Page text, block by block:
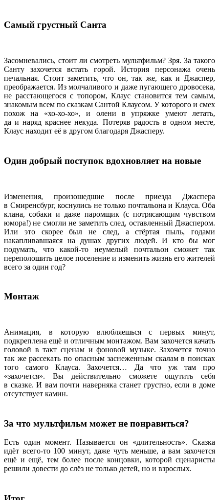
Самый грустный Санта
Засомневались, стоит ли смотреть мультфильм? Зря. За такого
Санту захочется встать горой. История персонажа очень
печальная. Стоит заметить, что он, так же, как и Джаспер,
преображается. Из молчаливого и даже пугающего дровосека,
не расстающегося с топором, Клаус становится тем самым,
знакомым всем по сказкам Сантой Клаусом. У которого и смех
похож на «хо-хо-хо», и олени в упряжке умеют летать,
да и наряд краснее некуда. Потеряв радость в одном месте,
Клаус находит её в другом благодаря Джасперу.
Один добрый поступок вдохновляет на новые
Изменения, произошедшие после приезда Джаспера
в Смиренсбург, коснулись не только почтальона и Клауса. Оба
клана, собаки и даже паромщик (с потрясающим чувством
юмора!) не смогли не заметить след, оставленный Джаспером.
Или это скорее был не след, а стёртая пыль, годами
накапливавшаяся на душах других людей. И кто бы мог
подумать, что какой-то неумелый почтальон сможет так
переполошить целое поселение и изменить жизнь его жителей
всего за один год?
Монтаж
Анимация, в которую влюбляешься с первых минут,
подкреплена ещё и отличным монтажом. Вам захочется качать
головой в такт сценам и фоновой музыке. Захочется точно
так же рассекать по опасным заснеженным скалам в поисках
того самого Клауса. Захочется… Да что уж там про
«захочется». Вы действительно сможете ощутить себя
в сказке. И вам почти наверняка станет грустно, если в доме
отсутствует камин.
За что мультфильм может не понравиться?
Есть один момент. Называется он «длительность». Сказка
идёт всего-то 100 минут, даже чуть меньше, а вам захочется
ещё и ещё, тем более после концовки, которой сценаристы
решили довести до слёз не только детей, но и взрослых.